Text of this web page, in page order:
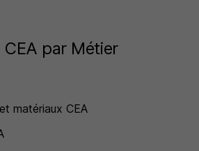
par Métier
matériaux CEA